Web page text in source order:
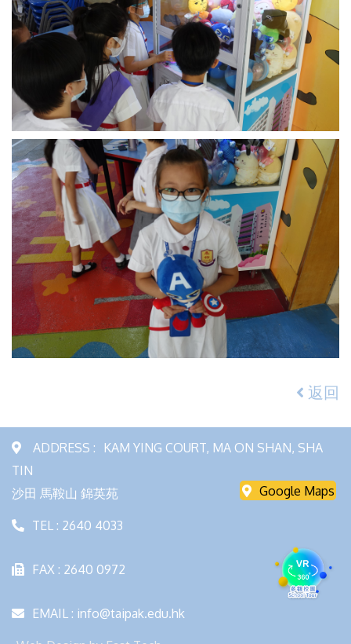
返回
ADDRESS : KAM YING COURT, MA ON SHAN, SHA
TIN
沙田 馬鞍山 錦英苑
Google Maps
TEL : 2640 4033
FAX : 2640 0972
EMAIL : info@taipak.edu.hk